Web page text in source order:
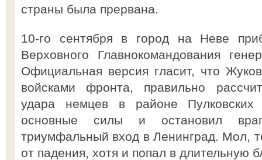
страны была прервана.
10-го сентября в город на Неве
Верховного Главнокомандования
Официальная версия гласит, что
войсками фронта, правильно
удара немцев в районе Пулковских
основные силы и остановил
триумфальный вход в Ленинград. Мол,
от падения, хотя и попал в длительную